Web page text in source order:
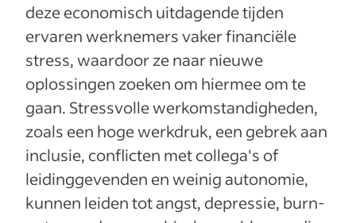
deze economisch uitdagende tijden
ervaren werknemers vaker financiële
stress, waardoor ze naar nieuwe
oplossingen zoeken om hiermee om te
gaan. Stressvolle werkomstandigheden,
zoals een hoge werkdruk, een gebrek aan
inclusie, conflicten met collega's of
leidinggevenden en weinig autonomie,
kunnen leiden tot angst, depressie, burn-